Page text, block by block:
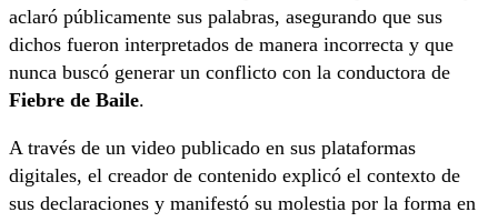
aclaró públicamente sus palabras, asegurando que sus
dichos fueron interpretados de manera incorrecta y que
nunca buscó generar un conflicto con la conductora de
Fiebre de Baile.
A través de un video publicado en sus plataformas
digitales, el creador de contenido explicó el contexto de
sus declaraciones y manifestó su molestia por la forma en